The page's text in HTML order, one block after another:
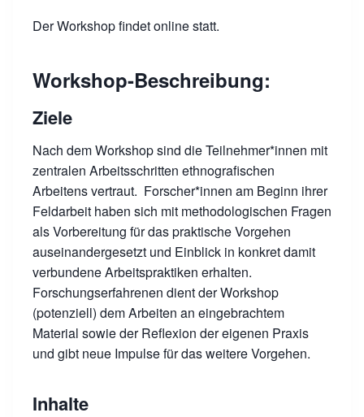
Der Workshop findet online statt.
Workshop-Beschreibung:
Ziele
Nach dem Workshop sind die Teilnehmer*innen mit
zentralen Arbeitsschritten ethnografischen
Arbeitens vertraut. Forscher*innen am Beginn ihrer
Feldarbeit haben sich mit methodologischen Fragen
als Vorbereitung für das praktische Vorgehen
auseinandergesetzt und Einblick in konkret damit
verbundene Arbeitspraktiken erhalten.
Forschungserfahrenen dient der Workshop
(potenziell) dem Arbeiten an eingebrachtem
Material sowie der Reflexion der eigenen Praxis
und gibt neue Impulse für das weitere Vorgehen.
Inhalte